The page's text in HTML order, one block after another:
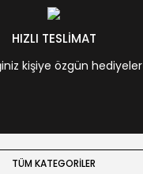
HIZLI TESLİMAT
kişiye özgün hediyeler
TÜM KATEGORİLER